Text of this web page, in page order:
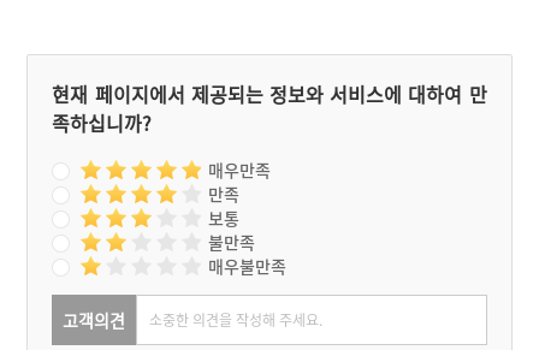
현재 페이지에서 제공되는 정보와 서비스에 대하여 만
족하십니까?
매우만족
만족
보통
불만족
매우불만족
고객의견